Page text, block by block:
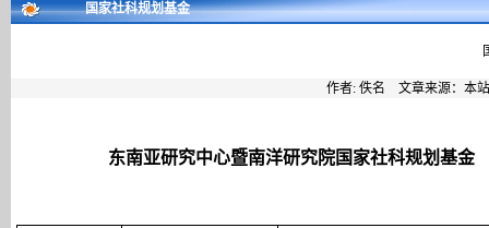
国家社科规划基金
作者: 佚名 文章来源：本
东南亚研究中心暨南洋研究院国家社科规划基金